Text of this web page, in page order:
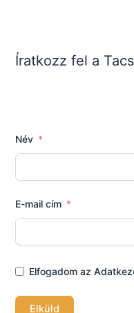
Íratkozz fel a
Név
E-mail cím
Elfogadom az
Elküld